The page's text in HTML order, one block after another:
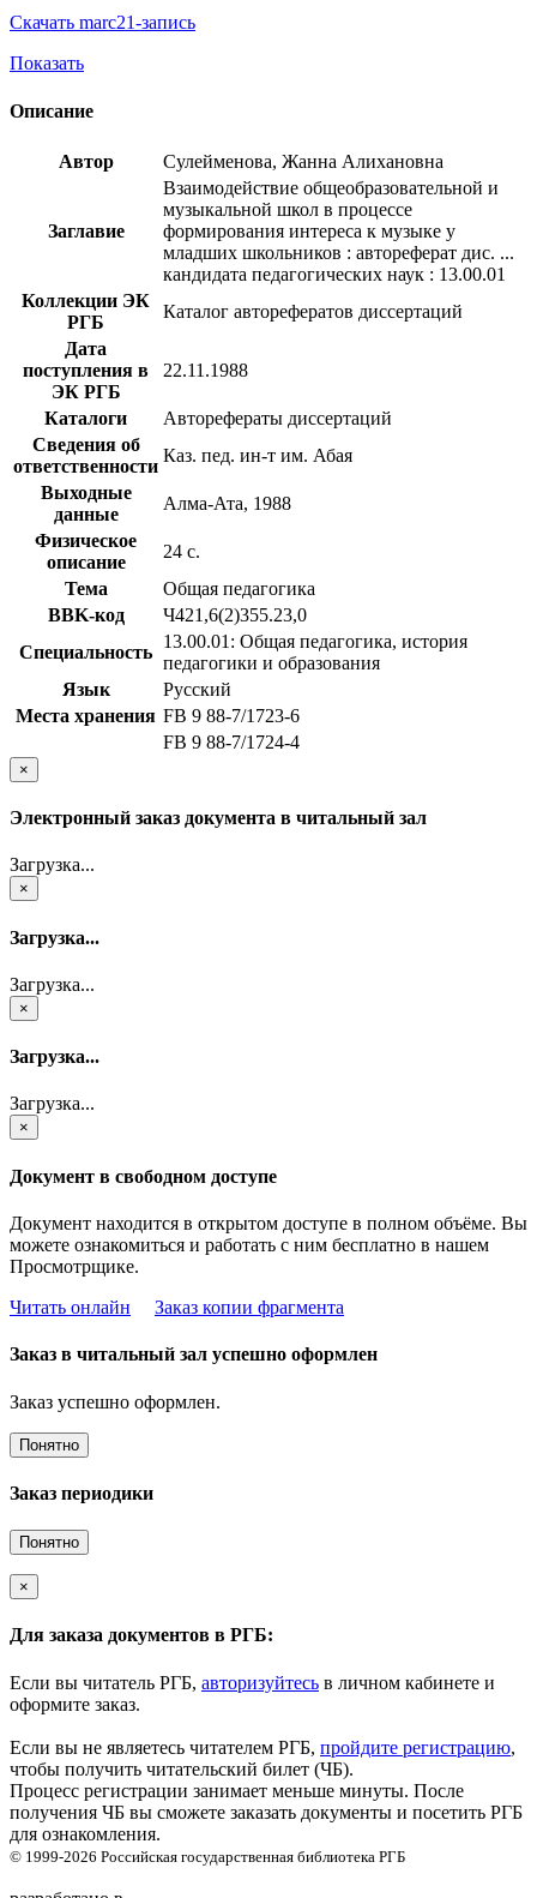
Скачать marc21-запись
Показать
Описание
Автор Сулейменова, Жанна Алихановна
Заглавие
Взаимодействие общеобразовательной и
музыкальной школ в процессе
формирования интереса к музыке у
младших школьников : автореферат дис. ...
кандидата педагогических наук : 13.00.01
Коллекции ЭК
РГБ
Каталог авторефератов диссертаций
Дата
поступления в
ЭК РГБ
22.11.1988
Каталоги
Авторефераты диссертаций
Сведения об
ответственности
Каз. пед. ин-т им. Абая
Выходные
данные
Алма-Ата, 1988
Физическое
описание
24 с.
Тема
Общая педагогика
BBK-код
Ч421,6(2)355.23,0
Специальность
13.00.01: Общая педагогика, история
педагогики и образования
Язык
Русский
Места хранения FB 9 88-7/1723-6
FB 9 88-7/1724-4
×
Электронный заказ документа в читальный зал
Загрузка...
×
Загрузка...
Загрузка...
×
Загрузка...
Загрузка...
×
Документ в свободном доступе
Документ находится в открытом доступе в полном объёме. Вы
можете ознакомиться и работать с ним бесплатно в нашем
Просмотрщике.
Читать онлайн
Заказ копии фрагмента
Заказ в читальный зал успешно оформлен
Заказ успешно оформлен.
Понятно
Заказ периодики
Понятно
×
Для заказа документов в РГБ:
Если вы читатель РГБ, авторизуйтесь в личном кабинете и
оформите заказ.
Если вы не являетесь читателем РГБ, пройдите регистрацию,
чтобы получить читательский билет (ЧБ).
Процесс регистрации занимает меньше минуты. После
получения ЧБ вы сможете заказать документы и посетить РГБ
для ознакомления.
© 1999-2026 Российская государственная библиотека РГБ